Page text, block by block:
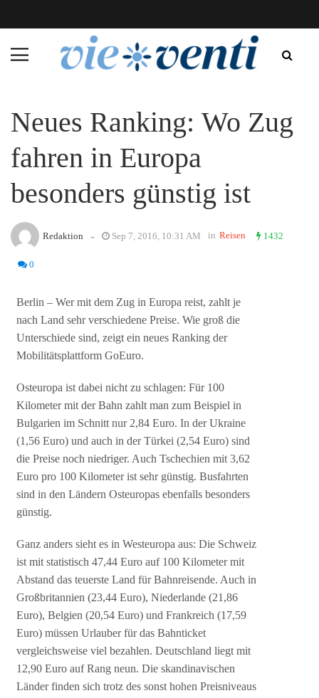
Neues Ranking: Wo Zug
fahren in Europa
besonders günstig ist
Redaktion - Sep 7, 2016, 10:31 AM in Reisen 1432
0
Berlin – Wer mit dem Zug in Europa reist, zahlt je
nach Land sehr verschiedene Preise. Wie groß die
Unterschiede sind, zeigt ein neues Ranking der
Mobilitätsplattform GoEuro.
Osteuropa ist dabei nicht zu schlagen: Für 100
Kilometer mit der Bahn zahlt man zum Beispiel in
Bulgarien im Schnitt nur 2,84 Euro. In der Ukraine
(1,56 Euro) und auch in der Türkei (2,54 Euro) sind
die Preise noch niedriger. Auch Tschechien mit 3,62
Euro pro 100 Kilometer ist sehr günstig. Busfahrten
sind in den Ländern Osteuropas ebenfalls besonders
günstig.
Ganz anders sieht es in Westeuropa aus: Die Schweiz
ist mit statistisch 47,44 Euro auf 100 Kilometer mit
Abstand das teuerste Land für Bahnreisende. Auch in
Großbritannien (23,44 Euro), Niederlande (21,86
Euro), Belgien (20,54 Euro) und Frankreich (17,59
Euro) müssen Urlauber für das Bahnticket
vergleichsweise viel bezahlen. Deutschland liegt mit
12,90 Euro auf Rang neun. Die skandinavischen
Länder finden sich trotz des sonst hohen Preisniveaus